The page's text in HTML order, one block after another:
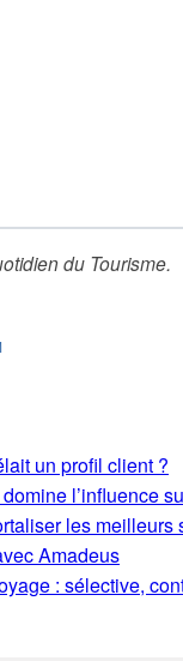
du Tourisme.
un profil client ?
l’influence
les meilleurs
Amadeus
: sélective,